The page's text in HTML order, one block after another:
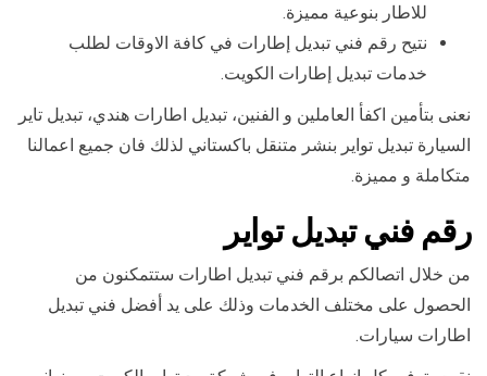
للاطار بنوعية مميزة.
نتيح رقم فني تبديل إطارات في كافة الاوقات لطلب
خدمات تبديل إطارات الكويت.
نعنى بتأمين اكفأ العاملين و الفنين، تبديل اطارات هندي، تبديل تاير
السيارة تبديل تواير بنشر متنقل باكستاني لذلك فان جميع اعمالنا
متكاملة و مميزة.
رقم فني تبديل تواير
من خلال اتصالكم برقم فني تبديل اطارات ستتمكنون من
الحصول على مختلف الخدمات وذلك على يد أفضل فني تبديل
اطارات سيارات.